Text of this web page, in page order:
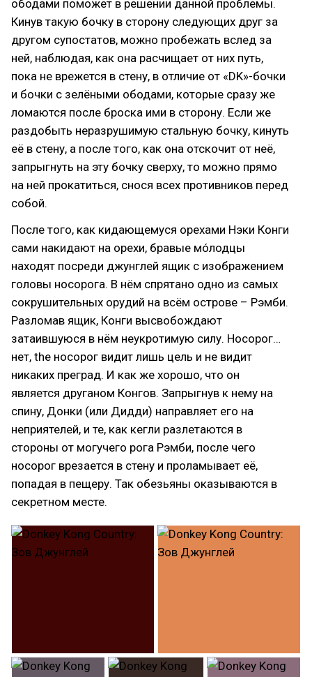
ободами поможет в решении данной проблемы.
Кинув такую бочку в сторону следующих друг за
другом супостатов, можно пробежать вслед за
ней, наблюдая, как она расчищает от них путь,
пока не врежется в стену, в отличие от «DK»-бочки
и бочки с зелёными ободами, которые сразу же
ломаются после броска ими в сторону. Если же
раздобыть неразрушимую стальную бочку, кинуть
её в стену, а после того, как она отскочит от неё,
запрыгнуть на эту бочку сверху, то можно прямо
на ней прокатиться, снося всех противников перед
собой.
После того, как кидающемуся орехами Нэки Конги
сами накидают на орехи, бравые мóлодцы
находят посреди джунглей ящик с изображением
головы носорога. В нём спрятано одно из самых
сокрушительных орудий на всём острове – Рэмби.
Разломав ящик, Конги высвобождают
затаившуюся в нём неукротимую силу. Носорог…
нет, the носорог видит лишь цель и не видит
никаких преград. И как же хорошо, что он
является друганом Конгов. Запрыгнув к нему на
спину, Донки (или Дидди) направляет его на
неприятелей, и те, как кегли разлетаются в
стороны от могучего рога Рэмби, после чего
носорог врезается в стену и проламывает её,
попадая в пещеру. Так обезьяны оказываются в
секретном месте.